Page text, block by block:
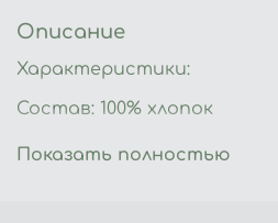
Описание
Характеристики:
Состав: 100% хлопок
Производство: Россия
Показать полностью